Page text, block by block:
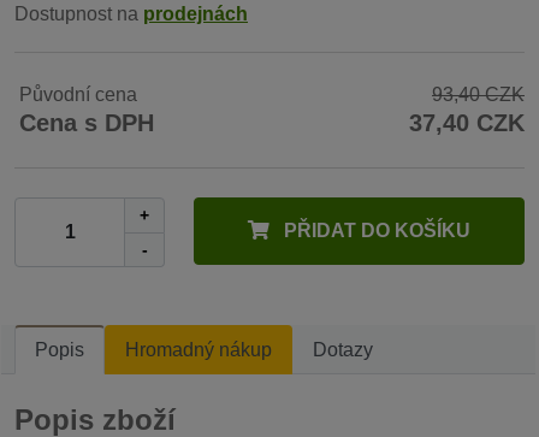
Dostupnost na prodejnách
Původní cena 93,40 CZK
Cena s DPH 37,40 CZK
+
-
PŘIDAT DO KOŠÍKU
Popis Hromadný nákup Dotazy
Popis zboží